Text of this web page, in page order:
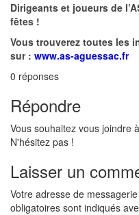
Dirigeants et joueurs de
fêtes !
Vous trouverez toutes les
sur : www.as-aguessac.fr
0 réponses
Répondre
Vous souhaitez vous joindre
N'hésitez pas !
Laisser un
Votre adresse de
obligatoires sont indiqués